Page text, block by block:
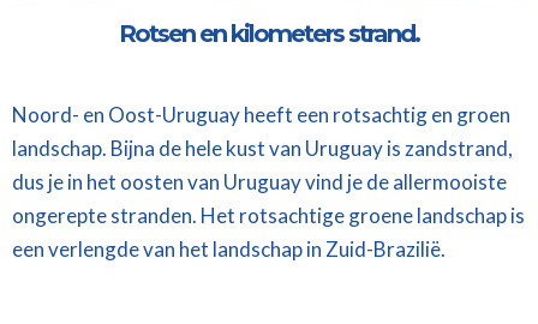
Rotsen en kilometers strand.
Noord- en Oost-Uruguay heeft een rotsachtig en groen
landschap. Bijna de hele kust van Uruguay is zandstrand,
dus je in het oosten van Uruguay vind je de allermooiste
ongerepte stranden. Het rotsachtige groene landschap is
een verlengde van het landschap in Zuid-Brazilië.